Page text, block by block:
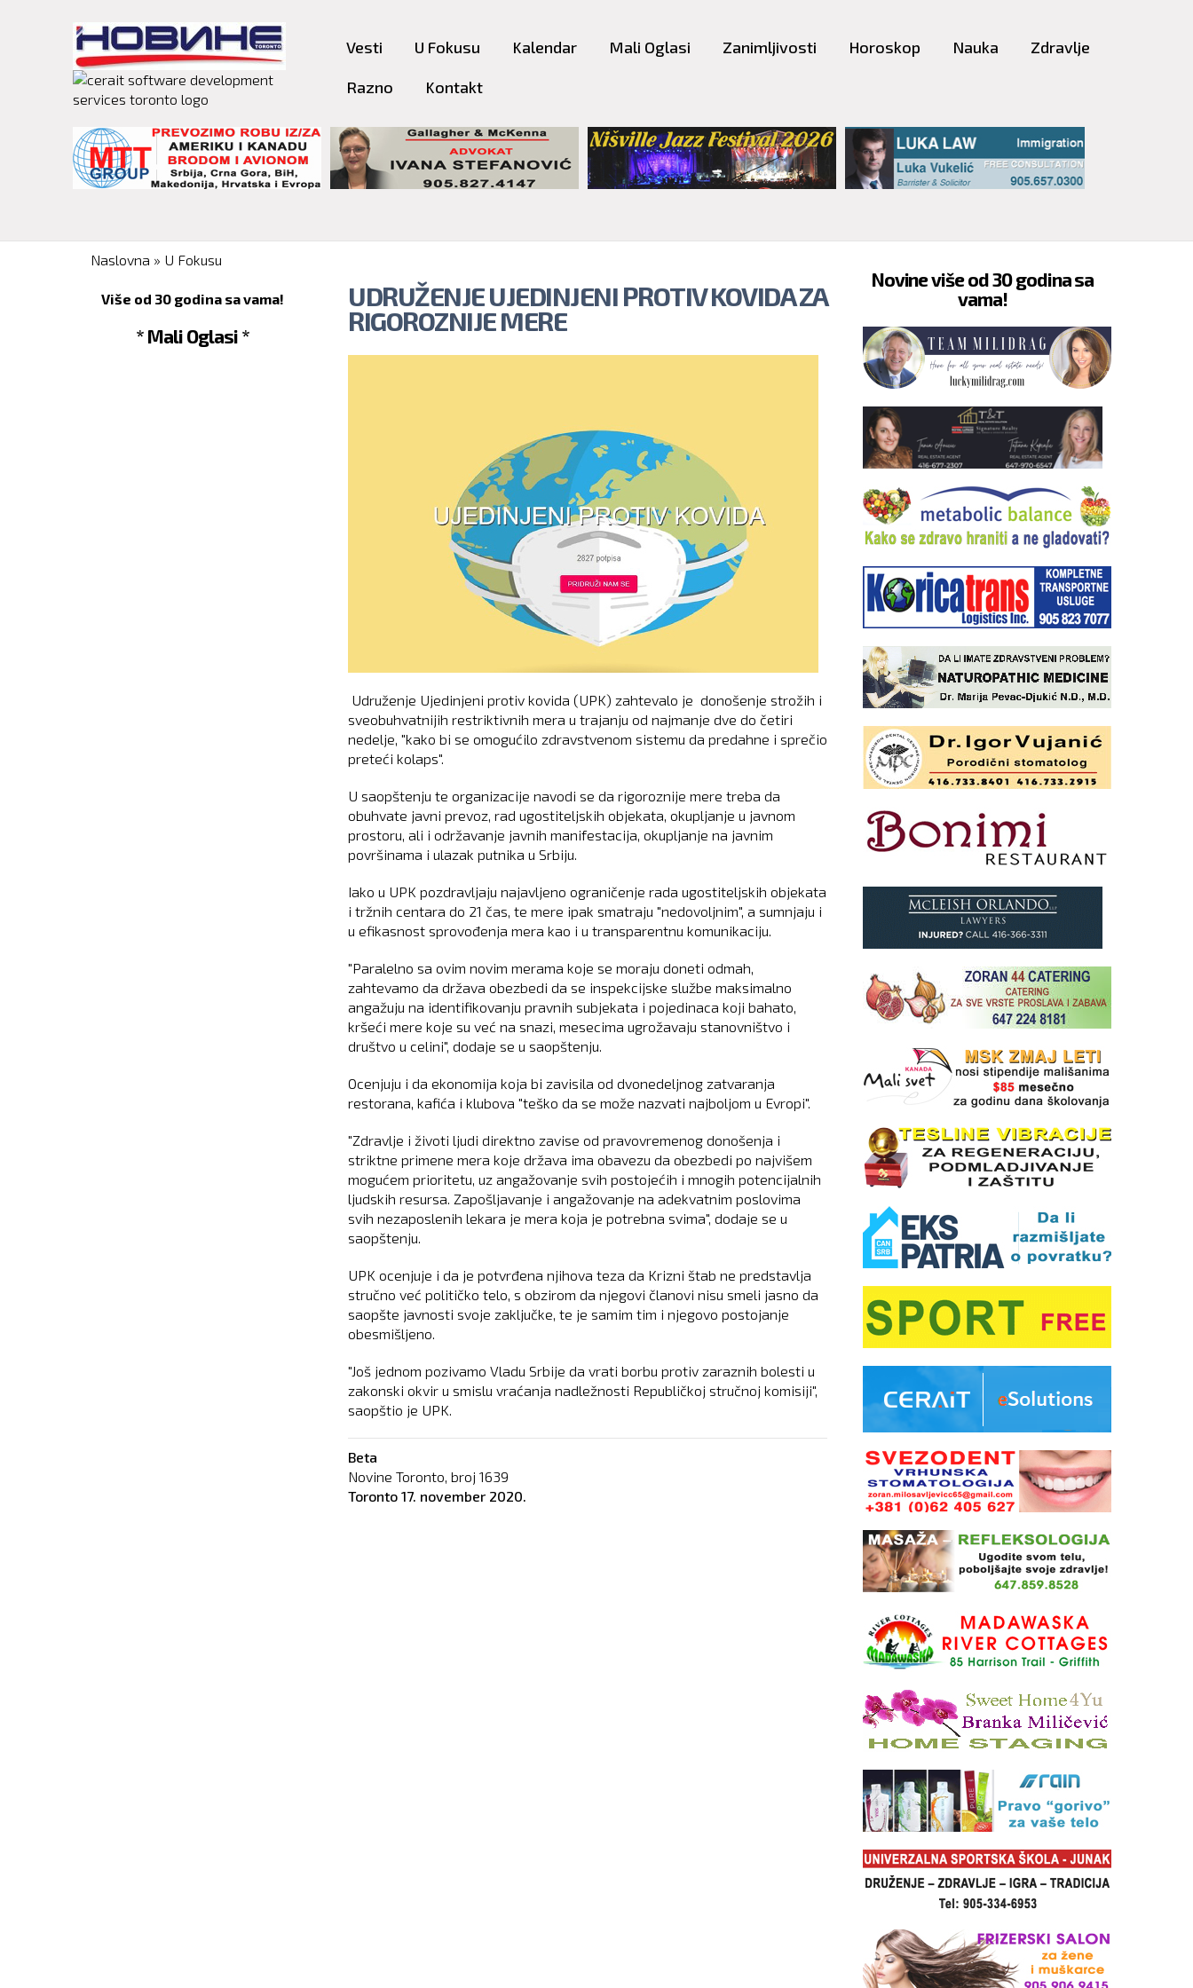
content
Vesti U Fokusu Kalendar Mali Oglasi Zanimljivosti Horoskop Nauka Zdravlje
Razno Kontakt
You are here
Naslovna » U Fokusu
Više od 30 godina sa vama!
* Mali Oglasi *
UDRUŽENJE UJEDINJENI PROTIV KOVIDA ZA
RIGOROZNIJE MERE
Udruženje Ujedinjeni protiv kovida (UPK) zahtevalo je donošenje strožih i
sveobuhvatnijih restriktivnih mera u trajanju od najmanje dve do četiri
nedelje, "kako bi se omogućilo zdravstvenom sistemu da predahne i sprečio
preteći kolaps".
U saopštenju te organizacije navodi se da rigoroznije mere treba da
obuhvate javni prevoz, rad ugostiteljskih objekata, okupljanje u javnom
prostoru, ali i održavanje javnih manifestacija, okupljanje na javnim
površinama i ulazak putnika u Srbiju.
Iako u UPK pozdravljaju najavljeno ograničenje rada ugostiteljskih objekata
i tržnih centara do 21 čas, te mere ipak smatraju "nedovoljnim", a sumnjaju i
u efikasnost sprovođenja mera kao i u transparentnu komunikaciju.
"Paralelno sa ovim novim merama koje se moraju doneti odmah,
zahtevamo da država obezbedi da se inspekcijske službe maksimalno
angažuju na identifikovanju pravnih subjekata i pojedinaca koji bahato,
kršeći mere koje su već na snazi, mesecima ugrožavaju stanovništvo i
društvo u celini", dodaje se u saopštenju.
Ocenjuju i da ekonomija koja bi zavisila od dvonedeljnog zatvaranja
restorana, kafića i klubova "teško da se može nazvati najboljom u Evropi".
"Zdravlje i životi ljudi direktno zavise od pravovremenog donošenja i
striktne primene mera koje država ima obavezu da obezbedi po najvišem
mogućem prioritetu, uz angažovanje svih postojećih i mnogih potencijalnih
ljudskih resursa. Zapošljavanje i angažovanje na adekvatnim poslovima
svih nezaposlenih lekara je mera koja je potrebna svima", dodaje se u
saopštenju.
UPK ocenjuje i da je potvrđena njihova teza da Krizni štab ne predstavlja
stručno već političko telo, s obzirom da njegovi članovi nisu smeli jasno da
saopšte javnosti svoje zaključke, te je samim tim i njegovo postojanje
obesmišljeno.
"Još jednom pozivamo Vladu Srbije da vrati borbu protiv zaraznih bolesti u
zakonski okvir u smislu vraćanja nadležnosti Republičkoj stručnoj komisiji",
saopštio je UPK.
Beta
Novine Toronto, broj 1639
Toronto 17. november 2020.
Novine više od 30 godina sa
vama!